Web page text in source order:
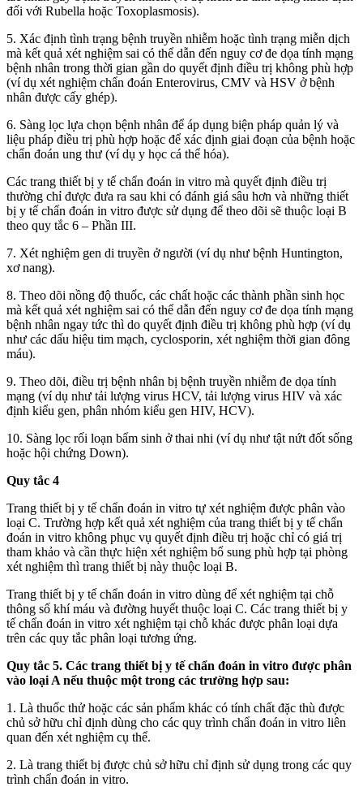
đối với Rubella hoặc Toxoplasmosis).
5. Xác định tình trạng bệnh truyền nhiễm hoặc tình trạng miễn dịch
mà kết quả xét nghiệm sai có thể dẫn đến nguy cơ đe dọa tính mạng
bệnh nhân trong thời gian gần do quyết định điều trị không phù hợp
(ví dụ xét nghiệm chẩn đoán Enterovirus, CMV và HSV ở bệnh
nhân được cấy ghép).
6. Sàng lọc lựa chọn bệnh nhân để áp dụng biện pháp quản lý và
liệu pháp điều trị phù hợp hoặc để xác định giai đoạn của bệnh hoặc
chẩn đoán ung thư (ví dụ y học cá thể hóa).
Các trang thiết bị y tế chẩn đoán in vitro mà quyết định điều trị
thường chỉ được đưa ra sau khi có đánh giá sâu hơn và những thiết
bị y tế chẩn đoán in vitro được sử dụng để theo dõi sẽ thuộc loại B
theo quy tắc 6 – Phần III.
7. Xét nghiệm gen di truyền ở người (ví dụ như bệnh Huntington,
xơ nang).
8. Theo dõi nồng độ thuốc, các chất hoặc các thành phần sinh học
mà kết quả xét nghiệm sai có thể dẫn đến nguy cơ đe dọa tính mạng
bệnh nhân ngay tức thì do quyết định điều trị không phù hợp (ví dụ
như các dấu hiệu tim mạch, cyclosporin, xét nghiệm thời gian đông
máu).
9. Theo dõi, điều trị bệnh nhân bị bệnh truyền nhiễm đe dọa tính
mạng (ví dụ như tải lượng virus HCV, tải lượng virus HIV và xác
định kiểu gen, phân nhóm kiểu gen HIV, HCV).
10. Sàng lọc rối loạn bẩm sinh ở thai nhi (ví dụ như tật nứt đốt sống
hoặc hội chứng Down).
Quy tắc 4
Trang thiết bị y tế chẩn đoán in vitro tự xét nghiệm được phân vào
loại C. Trường hợp kết quả xét nghiệm của trang thiết bị y tế chẩn
đoán in vitro không phục vụ quyết định điều trị hoặc chỉ có giá trị
tham khảo và cần thực hiện xét nghiệm bổ sung phù hợp tại phòng
xét nghiệm thì trang thiết bị này thuộc loại B.
Trang thiết bị y tế chẩn đoán in vitro dùng để xét nghiệm tại chỗ
thông số khí máu và đường huyết thuộc loại C. Các trang thiết bị y
tế chẩn đoán in vitro xét nghiệm tại chỗ khác được phân loại dựa
trên các quy tắc phân loại tương ứng.
Quy tắc 5. Các trang thiết bị y tế chẩn đoán in vitro được phân
vào loại A nếu thuộc một trong các trường hợp sau:
1. Là thuốc thử hoặc các sản phẩm khác có tính chất đặc thù được
chủ sở hữu chỉ định dùng cho các quy trình chẩn đoán in vitro liên
quan đến xét nghiệm cụ thể.
2. Là trang thiết bị được chủ sở hữu chỉ định sử dụng trong các quy
trình chẩn đoán in vitro.